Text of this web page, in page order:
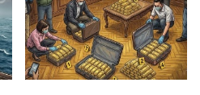
melainkan implikasinya yang
sangat destruktif bagi kualitas
demokrasi